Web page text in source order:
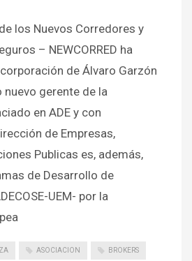
los Nuevos Corredores y
– NEWCORRED ha
de Álvaro Garzón
gerente de la
en ADE y con
de Empresas,
Publicas es, además,
de Desarrollo de
UEM- por la
ASOCIACION BROKERS